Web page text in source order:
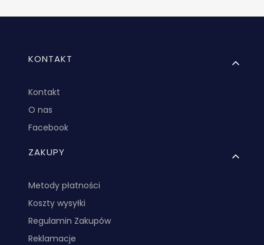
Linki w stopce
KONTAKT
Kontakt
O nas
Facebook
ZAKUPY
Metody płatności
Koszty wysyłki
Regulamin Zakupów
Reklamacje